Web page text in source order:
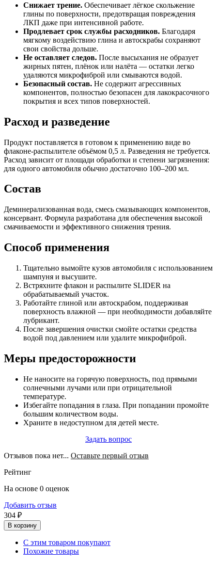
Снижает трение. Обеспечивает лёгкое скольжение
глины по поверхности, предотвращая повреждения
ЛКП даже при интенсивной работе.
Продлевает срок службы расходников. Благодаря
мягкому воздействию глина и автоскрабы сохраняют
свои свойства дольше.
Не оставляет следов. После высыхания не образует
жирных пятен, плёнок или налёта — остатки легко
удаляются микрофиброй или смываются водой.
Безопасный состав. Не содержит агрессивных
компонентов, полностью безопасен для лакокрасочного
покрытия и всех типов поверхностей.
Расход и разведение
Продукт поставляется в готовом к применению виде во
флаконе-распылителе объёмом 0,5 л. Разведения не требуется.
Расход зависит от площади обработки и степени загрязнения:
для одного автомобиля обычно достаточно 100–200 мл.
Состав
Деминерализованная вода, смесь смазывающих компонентов,
консервант. Формула разработана для обеспечения высокой
смачиваемости и эффективного снижения трения.
Способ применения
Тщательно вымойте кузов автомобиля с использованием
шампуня и высушите.
Встряхните флакон и распылите SLIDER на
обрабатываемый участок.
Работайте глиной или автоскрабом, поддерживая
поверхность влажной — при необходимости добавляйте
лубрикант.
После завершения очистки смойте остатки средства
водой под давлением или удалите микрофиброй.
Меры предосторожности
Не наносите на горячую поверхность, под прямыми
солнечными лучами или при отрицательной
температуре.
Избегайте попадания в глаза. При попадании промойте
большим количеством воды.
Храните в недоступном для детей месте.
Задать вопрос
Отзывов пока нет... Оставьте первый отзыв
Рейтинг
На основе 0 оценок
Добавить отзыв
304 ₽
В корзину
С этим товаром покупают
Похожие товары